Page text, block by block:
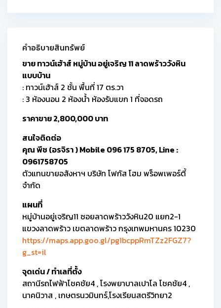
คำอธิบายสินทรัพย์
ขาย ทาวน์เฮ้าส์ หมู่บ้าน อยู่เจริญ 11 ลาดพร้าววังหิน
แบบบ้าน
: ทาวน์เฮ้าส์ 2 ชั้น พื้นที่ 17 ตร.วา
: 3 ห้องนอน 2 ห้องน้ำ ห้องรับแขก 1 ที่จอดรถ
ราคาขาย 2,800,000 บาท
สนใจติดต่อ
คุณ พีช (อรจิรา ) Mobile 096 175 8705, Line :
0961758705
ตัวแทนขายอสังหาฯ บริษัท โฟกัส โฮม พร็อพเพอร์ตี้
จำกัด
แผนที่
หมู่บ้านอยู่เจริญ11 ซอยลาดพร้าววังหิน20 แยก2-1
แขวงลาดพร้าว เขตลาดพร้าว กรุงเทพมหานคร 10230
https://maps.app.goo.gl/pg1bcppRmTZz2FGZ7?
g_st=il
จุดเด่น / ทำเลที่ตั้ง
สถานีรถไฟฟ้าโชคชัย4 , โรงพยาบาลเปาโล โชคชัย4 ,
นาคนิวาส , เกษตรนวมินทร์,โรงเรียนสตรีวิทยา2